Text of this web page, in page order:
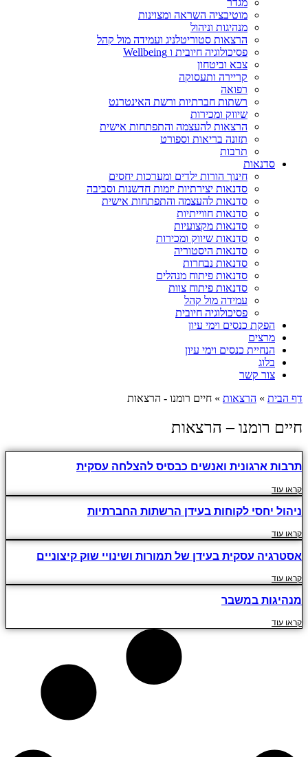
מגדר
מוטיבציה השראה ומצוינות
מנהיגות וניהול
הרצאות סטוריטלניג ועמידה מול קהל
פסיכולוגיה חיובית ו Wellbeing
צבא וביטחון
קריירה ותעסוקה
רפואה
רשתות חברתיות ורשת האינטרנט
שיווק ומכירות
הרצאות להעצמה והתפתחות אישית
תזונה בריאות וספורט
תרבות
סדנאות
חינוך הורות ילדים ומערכות יחסים
סדנאות יצירתיות יזמות חדשנות וסביבה
סדנאות להעצמה והתפתחות אישית
סדנאות חווייתיות
סדנאות מקצועיות
סדנאות שיווק ומכירות
סדנאות היסטוריה
סדנאות נבחרות
סדנאות פיתוח מנהלים
סדנאות פיתוח צוות
עמידה מול קהל
פסיכולוגיה חיובית
הפקת כנסים וימי עיון
מרצים
הנחיית כנסים וימי עיון
בלוג
צור קשר
דף הבית » הרצאות » חיים רומנו - הרצאות
חיים רומנו – הרצאות
תרבות ארגונית ואנשים כבסיס להצלחה עסקית
קראו עוד
ניהול יחסי לקוחות בעידן הרשתות החברתיות
קראו עוד
אסטרגיה עסקית בעידן של תמורות ושינויי שוק קיצוניים
קראו עוד
מנהיגות במשבר
קראו עוד